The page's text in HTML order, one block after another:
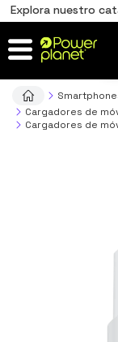
Explora nuestro
Cargadores de
Cargadores de